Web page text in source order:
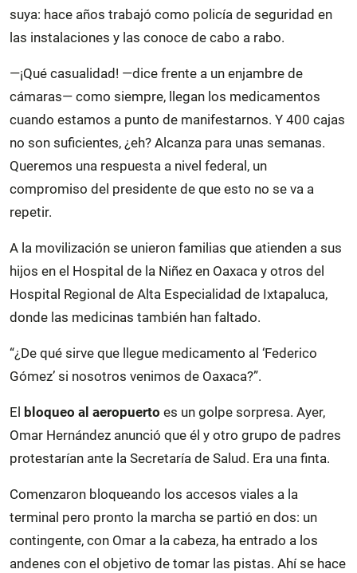
suya: hace años trabajó como policía de seguridad en
las instalaciones y las conoce de cabo a rabo.
—¡Qué casualidad! —dice frente a un enjambre de
cámaras— como siempre, llegan los medicamentos
cuando estamos a punto de manifestarnos. Y 400 cajas
no son suficientes, ¿eh? Alcanza para unas semanas.
Queremos una respuesta a nivel federal, un
compromiso del presidente de que esto no se va a
repetir.
A la movilización se unieron familias que atienden a sus
hijos en el Hospital de la Niñez en Oaxaca y otros del
Hospital Regional de Alta Especialidad de Ixtapaluca,
donde las medicinas también han faltado.
“¿De qué sirve que llegue medicamento al ‘Federico
Gómez’ si nosotros venimos de Oaxaca?”.
El bloqueo al aeropuerto es un golpe sorpresa. Ayer,
Omar Hernández anunció que él y otro grupo de padres
protestarían ante la Secretaría de Salud. Era una finta.
Comenzaron bloqueando los accesos viales a la
terminal pero pronto la marcha se partió en dos: un
contingente, con Omar a la cabeza, ha entrado a los
andenes con el objetivo de tomar las pistas. Ahí se hace